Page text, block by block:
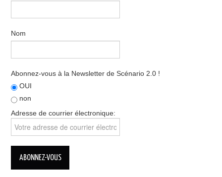
Nom
Abonnez-vous à la Newsletter de Scénario 2.0 !
OUI
non
Adresse de courrier électronique: